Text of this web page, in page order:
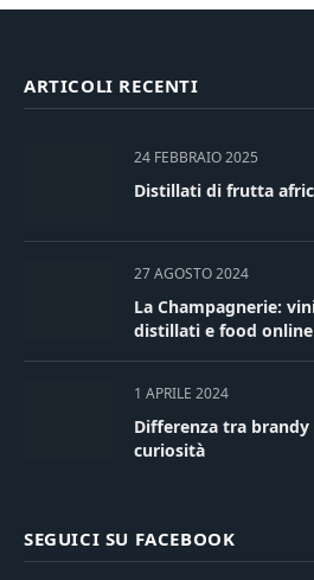
ARTICOLI RECENTI
24 FEBBRAIO 2025
Distillati di frutta
27 AGOSTO 2024
La Champagnerie:
distillati e food online
1 APRILE 2024
Differenza tra
curiosità
SEGUICI SU FACEBOOK